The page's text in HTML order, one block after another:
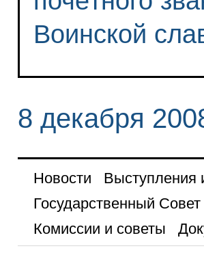
Воинской
8 декабря
Новости
Выступления
Государственный Совет
Комиссии и советы